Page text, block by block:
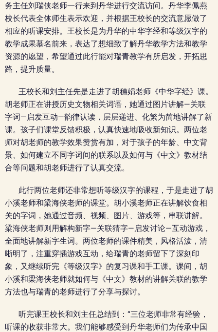
务主任刘瑞侠老师一行来到丹华进行交流访问。丹华李佩燕
校长代表全体师生表示欢迎，并根据王校长的交流意愿做了
相应的听课安排。王校长是为丹华的中华字经和等级汉字的
教学成果慕名前来，表达了想细致了解丹华教学方法和教学
资源的愿望，希望通过此行能对瑞青教学有所启发，开拓思
路，提升质量。
王校长和刘主任先是走进了胡穗娟老师《中华字经》课。
胡老师正在讲授历史文物相关词语，她通过图片讲解—关联
字词—启发互动—韵律认读，层层递进、化繁为简地讲解了新
课。孩子们课堂反馈积极，认真快速地吸收新知识。两位老
师对胡老师的教学效果赞赏有加，对于孩子的年龄、中文背
景、如何建立不同字词间的联系以及如何与《中文》教材结
合等问题和胡老师进行了认真交流。
此行两位老师还非常想听等级汉字的课程，于是走进了胡
小溪老师和梁海侠老师的课堂。胡小溪老师正在讲解饮食相
关的字词，她通过音频、视频、图片、游戏等，串联讲解。
梁海侠老师则用解构新字—关联猜字—启发讨论—互动游戏，
全面地讲解新字生词。两位老师的课件精美，风格活泼，清
晰明了，注重穿插游戏互动，给瑞青的老师留下了深刻印
象，又继续听完《等级汉字》的复习课和手工课。课间，胡
小溪和梁海侠老师就如何与《中文》教材的讲解关联的教学
方法也与瑞青的老师进行了分享与探讨。
听完课王校长和刘主任总结到：“三位老师非常有经验，
听课的收获非常大。我们能够感受到丹华老师们为传承中国